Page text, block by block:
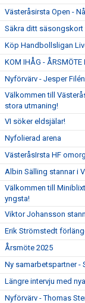
Västeråsirsta Open -
Säkra ditt säsongskort
Köp Handbollsligan
KOM IHÅG - ÅRSMÖTE
Nyförvärv - Jesper Filén
Välkommen till
stora utmaning!
VI söker eldsjälar!
Nyfolierad arena
VästeråsIrsta HF
Albin Sälling stannar i
Välkommen till
yngsta!
Viktor Johansson
Erik Strömstedt
Årsmöte 2025
Ny samarbetspartner -
Längre intervju med
Nyförvärv - Thomas